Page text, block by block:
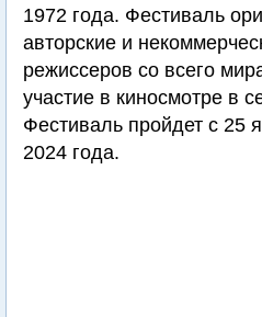
1972 года. Фестиваль
авторские и
режиссеров со всего
участие в киносмотре в
Фестиваль пройдет с 25
2024 года.